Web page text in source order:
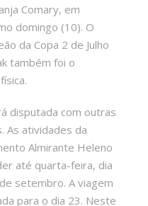
Comary, em
domingo (10). O
da Copa 2 de Julho
também foi o
disputada com outras
As atividades da
Almirante Heleno
até quarta-feira, dia
setembro. A viagem
para o dia 23. Neste